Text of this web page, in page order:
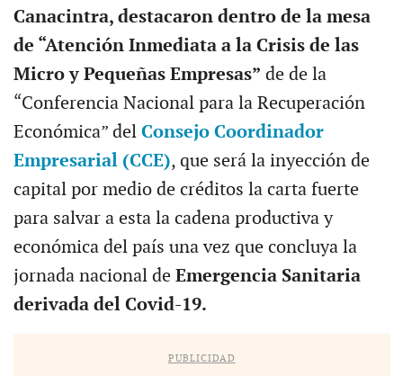
Canacintra, destacaron dentro de la mesa
de “Atención Inmediata a la Crisis de las
Micro y Pequeñas Empresas” de de la
“Conferencia Nacional para la Recuperación
Económica” delConsejo Coordinador
Empresarial (CCE), que será la inyección de
capital por medio de créditos la carta fuerte
para salvar a esta la cadena productiva y
económica del país una vez que concluya la
jornada nacional deEmergencia Sanitaria
derivada del Covid-19.
PUBLICIDAD